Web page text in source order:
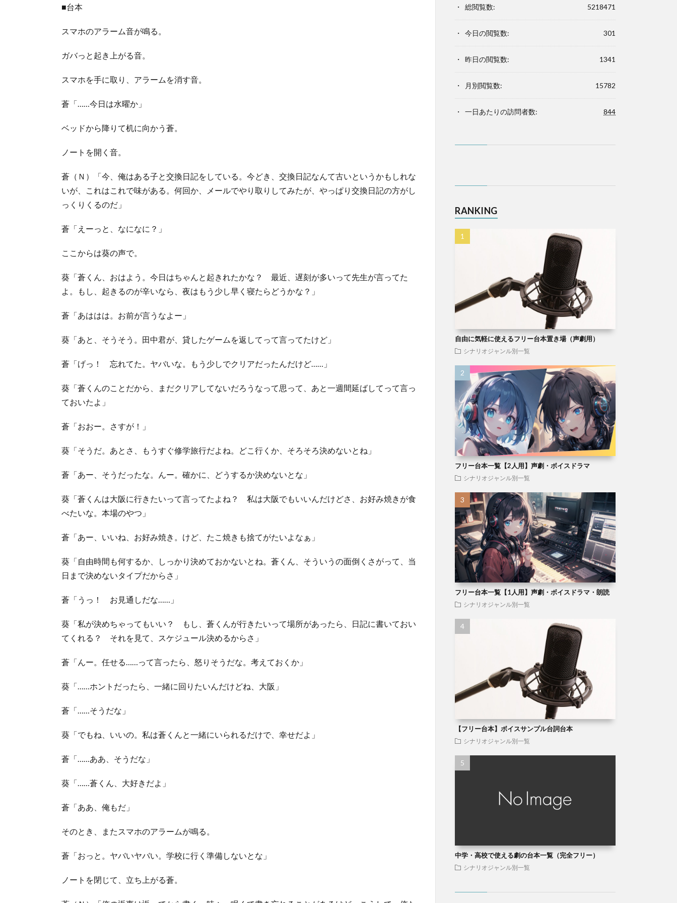
■台本
スマホのアラーム音が鳴る。
ガバっと起き上がる音。
スマホを手に取り、アラームを消す音。
蒼「……今日は水曜か」
ベッドから降りて机に向かう蒼。
ノートを開く音。
蒼（Ｎ）「今、俺はある子と交換日記をしている。今どき、交換日記なんて古いというかもしれな
いが、これはこれで味がある。何回か、メールでやり取りしてみたが、やっぱり交換日記の方がし
っくりくるのだ」
蒼「えーっと、なになに？」
ここからは葵の声で。
葵「蒼くん、おはよう。今日はちゃんと起きれたかな？ 最近、遅刻が多いって先生が言ってた
よ。もし、起きるのが辛いなら、夜はもう少し早く寝たらどうかな？」
蒼「あははは。お前が言うなよー」
葵「あと、そうそう。田中君が、貸したゲームを返してって言ってたけど」
蒼「げっ！ 忘れてた。ヤバいな。もう少しでクリアだったんだけど……」
葵「蒼くんのことだから、まだクリアしてないだろうなって思って、あと一週間延ばしてって言っ
ておいたよ」
蒼「おおー。さすが！」
葵「そうだ。あとさ、もうすぐ修学旅行だよね。どこ行くか、そろそろ決めないとね」
蒼「あー、そうだったな。んー。確かに、どうするか決めないとな」
葵「蒼くんは大阪に行きたいって言ってたよね？ 私は大阪でもいいんだけどさ、お好み焼きが食
べたいな。本場のやつ」
蒼「あー、いいね、お好み焼き。けど、たこ焼きも捨てがたいよなぁ」
葵「自由時間も何するか、しっかり決めておかないとね。蒼くん、そういうの面倒くさがって、当
日まで決めないタイプだからさ」
蒼「うっ！ お見通しだな……」
葵「私が決めちゃってもいい？ もし、蒼くんが行きたいって場所があったら、日記に書いておい
てくれる？ それを見て、スケジュール決めるからさ」
蒼「んー。任せる……って言ったら、怒りそうだな。考えておくか」
葵「……ホントだったら、一緒に回りたいんだけどね、大阪」
蒼「……そうだな」
葵「でもね、いいの。私は蒼くんと一緒にいられるだけで、幸せだよ」
蒼「……ああ、そうだな」
葵「……蒼くん、大好きだよ」
蒼「ああ、俺もだ」
そのとき、またスマホのアラームが鳴る。
蒼「おっと。ヤバいヤバい。学校に行く準備しないとな」
ノートを閉じて、立ち上がる蒼。
5218471
総閲覧数:
301
今日の閲覧数:
1341
昨日の閲覧数:
15782
月別閲覧数:
844
一日あたりの訪問者数:
RANKING
自由に気軽に使えるフリー台本置き場（声劇用）
シナリオジャンル別一覧
フリー台本一覧【2人用】声劇・ボイスドラマ
シナリオジャンル別一覧
フリー台本一覧【1人用】声劇・ボイスドラマ・朗読
シナリオジャンル別一覧
【フリー台本】ボイスサンプル台詞台本
シナリオジャンル別一覧
中学・高校で使える劇の台本一覧（完全フリー）
シナリオジャンル別一覧